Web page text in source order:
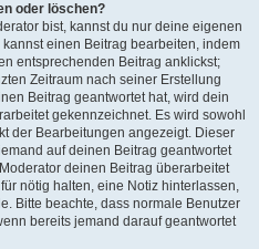
oder löschen?
bist, kannst du nur deine eigenen
einen Beitrag bearbeiten, indem
entsprechenden Beitrag anklickst;
Zeitraum nach seiner Erstellung
Beitrag geantwortet hat, wird dein
gekennzeichnet. Es wird sowohl
der Bearbeitungen angezeigt. Dieser
auf deinen Beitrag geantwortet
deinen Beitrag überarbeitet
nötig halten, eine Notiz hinterlassen,
Bitte beachte, dass normale Benutzer
bereits jemand darauf geantwortet